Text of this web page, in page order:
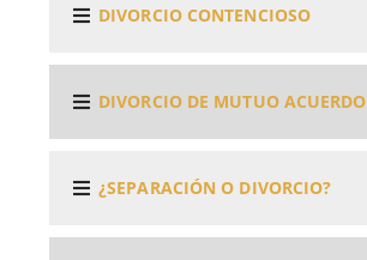
DIVORCIO CONTENCIOSO
DIVORCIO DE MUTUO ACUERDO
¿SEPARACIÓN O DIVORCIO?